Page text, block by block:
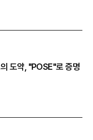
도약, "POSE"로 증명